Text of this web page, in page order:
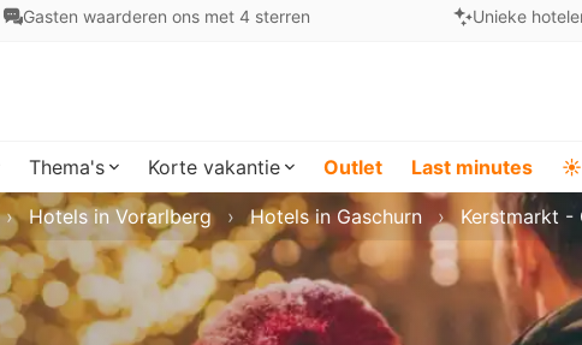
Gasten waarderen ons met 4 sterren Unieke
Thema's Korte vakantie Outlet Last minutes ☀️
Hotels in Vorarlberg Hotels in Gaschurn Kerstmarkt -